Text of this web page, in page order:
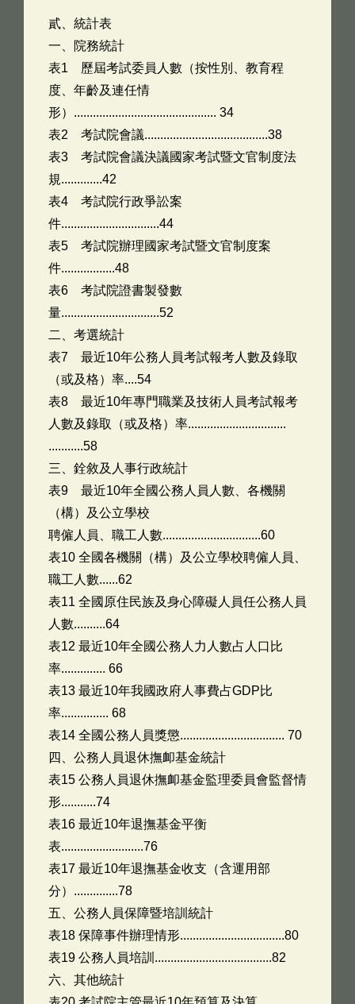
貳、統計表
一、院務統計
表1 歷屆考試委員人數（按性別、教育程
度、年齡及連任情
形）............................................. 34
表2 考試院會議.......................................38
表3 考試院會議決議國家考試暨文官制度法
規.............42
表4 考試院行政爭訟案
件...............................44
表5 考試院辦理國家考試暨文官制度案
件.................48
表6 考試院證書製發數
量...............................52
二、考選統計
表7 最近10年公務人員考試報考人數及錄取
（或及格）率....54
表8 最近10年專門職業及技術人員考試報考
人數及錄取（或及格）率...............................
...........58
三、銓敘及人事行政統計
表9 最近10年全國公務人員人數、各機關
（構）及公立學校
聘僱人員、職工人數...............................60
表10 全國各機關（構）及公立學校聘僱人員、
職工人數......62
表11 全國原住民族及身心障礙人員任公務人員
人數..........64
表12 最近10年全國公務人力人數占人口比
率.............. 66
表13 最近10年我國政府人事費占GDP比
率............... 68
表14 全國公務人員獎懲................................. 70
四、公務人員退休撫卹基金統計
表15 公務人員退休撫卹基金監理委員會監督情
形...........74
表16 最近10年退撫基金平衡
表..........................76
表17 最近10年退撫基金收支（含運用部
分）..............78
五、公務人員保障暨培訓統計
表18 保障事件辦理情形.................................80
表19 公務人員培訓.....................................82
六、其他統計